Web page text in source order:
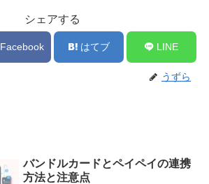
シェアする
Facebook はてブ LINE
うずら
バンドルカードとペイペイの連携
方法と注意点